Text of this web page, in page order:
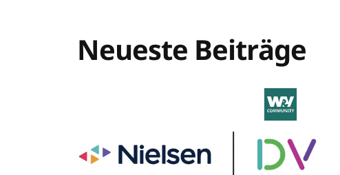
Neueste Beiträge